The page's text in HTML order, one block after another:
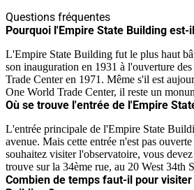
Questions fréquentes
Pourquoi l'Empire State Building est-
L'Empire State Building fut le plus haut
son inauguration en 1931 à l'ouverture
Trade Center en 1971. Même s'il est
One World Trade Center, il reste un
Où se trouve l'entrée de l'Empire
L'entrée principale de l'Empire State
avenue. Mais cette entrée n'est pas
souhaitez visiter l'observatoire, vous
trouve sur la 34ème rue, au 20 West 34th
Combien de temps faut-il pour